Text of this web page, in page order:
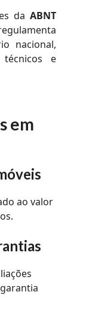
da ABNT
nacional,
técnicos e
em
ao valor